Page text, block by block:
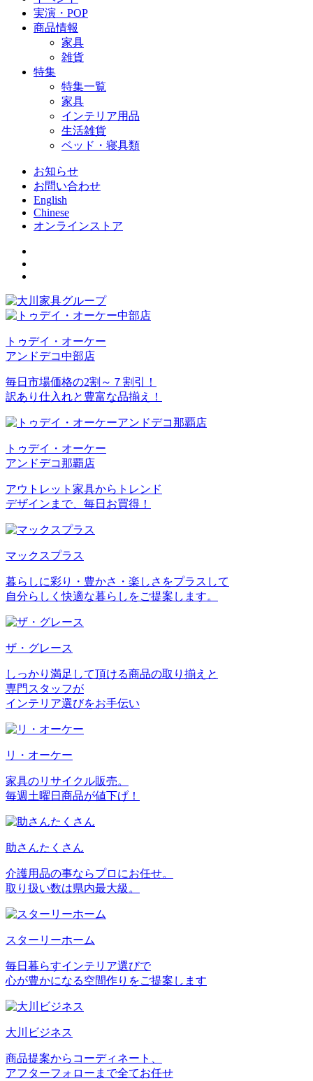
実演・POP
商品情報
家具
雑貨
特集
特集一覧
家具
インテリア用品
生活雑貨
ベッド・寝具類
お知らせ
お問い合わせ
English
Chinese
オンラインストア
トゥデイ・オーケー
アンドデコ中部店
毎日市場価格の2割～７割引！
訳あり仕入れと豊富な品揃え！
トゥデイ・オーケー
アンドデコ那覇店
アウトレット家具からトレンド
デザインまで、毎日お買得！
マックスプラス
暮らしに彩り・豊かさ・楽しさをプラスして
自分らしく快適な暮らしをご提案します。
ザ・グレース
しっかり満足して頂ける商品の取り揃えと
専門スタッフが
インテリア選びをお手伝い
リ・オーケー
家具のリサイクル販売。
毎週土曜日商品が値下げ！
助さんたくさん
介護用品の事ならプロにお任せ。
取り扱い数は県内最大級。
スターリーホーム
毎日暮らすインテリア選びで
心が豊かになる空間作りをご提案します
大川ビジネス
商品提案からコーディネート、
アフターフォローまで全てお任せ